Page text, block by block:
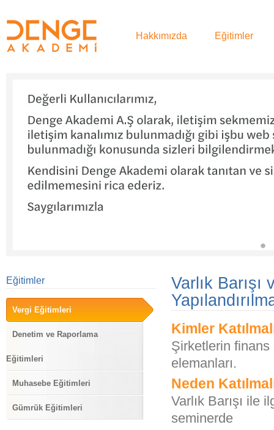
Hakkımızda Eğitimler
Eğitimler
Vergi Eğitimleri
Denetim ve Raporlama
Eğitimleri
Muhasebe Eğitimleri
Gümrük Eğitimleri
Varlık Barışı
Kimler
Şirketlerin finans
elemanları.
Neden
Varlık Barışı ile
seminerde